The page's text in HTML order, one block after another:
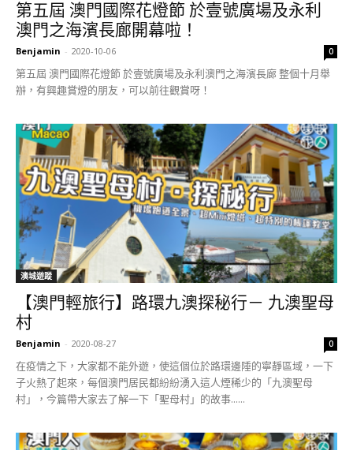
第五屆 澳門國際花燈節 於壹號廣場及永利
澳門之海濱長廊開幕啦！
Benjamin - 2020-10-06 0
第五屆 澳門國際花燈節 於壹號廣場及永利澳門之海濱長廊 整個十月舉
辦，有興趣賞燈的朋友，可以前往觀賞呀！
澳城遊蹤
【澳門輕旅行】路環九澳探秘行－ 九澳聖母
村
Benjamin - 2020-08-27 0
在疫情之下，大家都不能外遊，使這個位於路環邊陲的寧靜區域，一下
子火熱了起來，每個澳門居民都紛紛湧入這人煙稀少的「九澳聖母
村」，今篇帶大家去了解一下「聖母村」的故事......